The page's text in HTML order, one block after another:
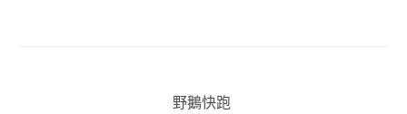
著赤子般的歌曲；而由前熊寶貝
野鵝快跑